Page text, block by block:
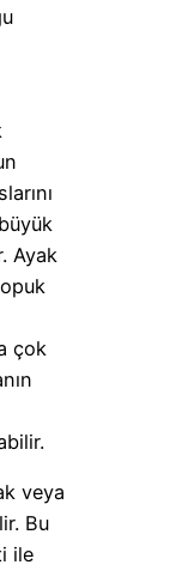
Ayak
çok
veya
Bu
ile